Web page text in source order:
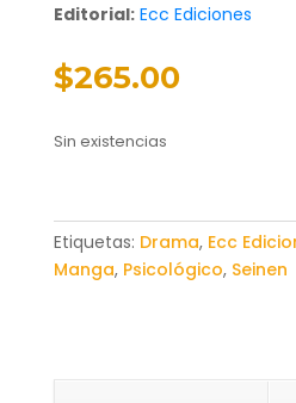
Editorial: Ecc Ediciones
$265.00
Sin existencias
Etiquetas: Drama, Ecc
Manga, Psicológico, Seinen